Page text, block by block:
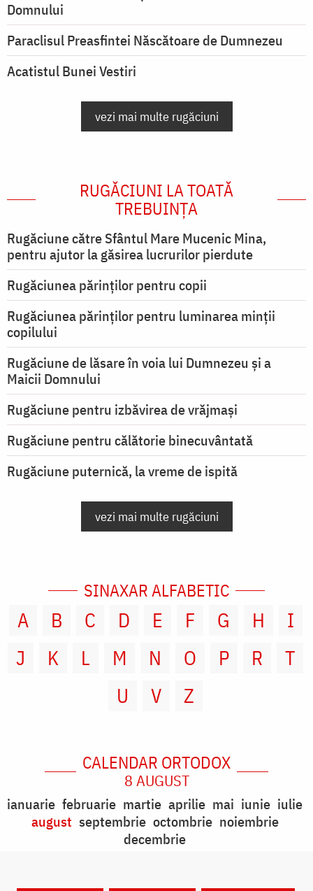
Domnului
Paraclisul Preasfintei Născătoare de Dumnezeu
Acatistul Bunei Vestiri
vezi mai multe rugăciuni
RUGĂCIUNI LA TOATĂ
TREBUINȚA
Rugăciune către Sfântul Mare Mucenic Mina,
pentru ajutor la găsirea lucrurilor pierdute
Rugăciunea părinților pentru copii
Rugăciunea părinților pentru luminarea minţii
copilului
Rugăciune de lăsare în voia lui Dumnezeu şi a
Maicii Domnului
Rugăciune pentru izbăvirea de vrăjmași
Rugăciune pentru călătorie binecuvântată
Rugăciune puternică, la vreme de ispită
vezi mai multe rugăciuni
SINAXAR ALFABETIC
A B C D E F G H
I
J
K L M N O P R
T
U
V Z
CALENDAR ORTODOX
8 AUGUST
ianuarie februarie martie aprilie mai iunie iulie
august septembrie octombrie noiembrie
decembrie